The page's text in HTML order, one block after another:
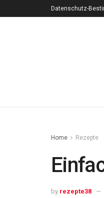
Datenschutz-
Home Rezepte
by rezepte38